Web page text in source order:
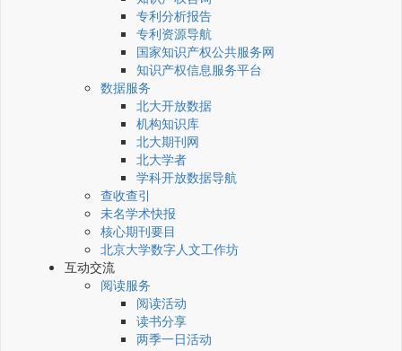
专利分析报告
专利资源导航
国家知识产权公共服务网
知识产权信息服务平台
数据服务
北大开放数据
机构知识库
北大期刊网
北大学者
学科开放数据导航
查收查引
未名学术快报
核心期刊要目
北京大学数字人文工作坊
互动交流
阅读服务
阅读活动
读书分享
两季一日活动